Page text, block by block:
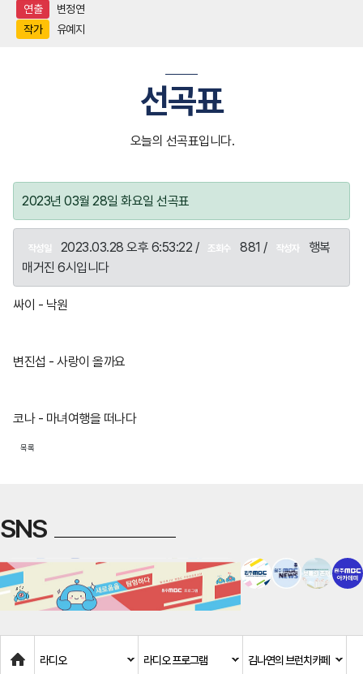
연출
변정연
작가
유예지
선곡표
오늘의 선곡표입니다.
2023년 03월 28일 화요일 선곡표
작성일 2023.03.28 오후 6:53:22 / 조회수 881 / 작성자
행복
매거진 6시입니다
싸이 - 낙원
변진섭 - 사랑이 올까요
코나 - 마녀여행을 떠나다
목록
SNS
Home
라디오 라디오 프로그램 김나연의 브런치카페